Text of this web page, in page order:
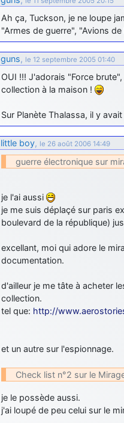
Ah ça, Tuckson, je ne loupe
"Armes de guerre", "Avions
guns, le 12 septembre 2005 01:40
OUI !!! J'adorais "Force
collection à la maison !
Sur Planète Thalassa, il y
little boy, le 26 août 2006 14:49
guerre électronique sur
je l'ai aussi
je me suis déplaçé sur paris
boulevard de la république)
excellant, moi qui adore le
documentation.
d'ailleur je me tâte à acheter
collection.
tel que: http://
et un autre sur l'espionnage.
Check list n°2 sur le
je le possède aussi.
j'ai loupé de peu celui sur le